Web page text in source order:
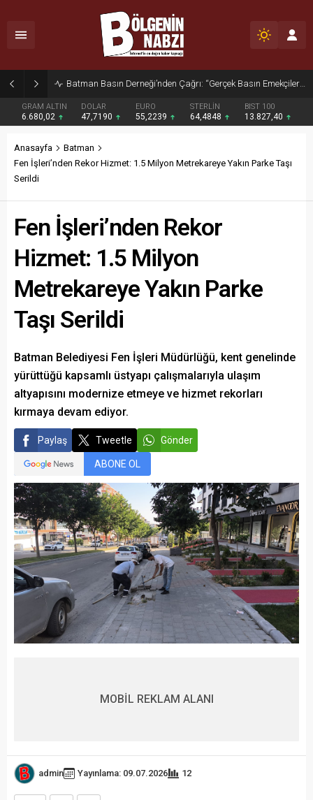
Zabıta Ekiplerinden Yol ve Kaldırım İşgaline Geçit Yok!
GRAM ALTIN
6.680,02
DOLAR
47,7190
EURO
55,2239
STERLİN
64,4848
BIST 100
13.827,40
Anasayfa
Batman
Fen İşleri’nden Rekor Hizmet: 1.5 Milyon Metrekareye Yakın Parke Taşı
Serildi
Fen İşleri’nden Rekor
Hizmet: 1.5 Milyon
Metrekareye Yakın Parke
Taşı Serildi
Batman Belediyesi Fen İşleri Müdürlüğü, kent genelinde
yürüttüğü kapsamlı üstyapı çalışmalarıyla ulaşım
altyapısını modernize etmeye ve hizmet rekorları
kırmaya devam ediyor.
Paylaş Tweetle Gönder
ABONE OL
MOBİL REKLAM ALANI
admin Yayınlama: 09.07.2026 12